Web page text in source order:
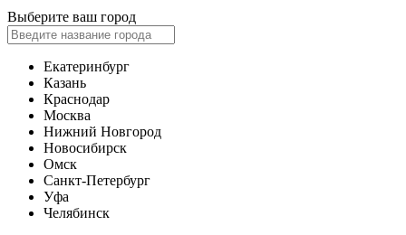
Выберите ваш город
Екатеринбург
Казань
Краснодар
Москва
Нижний Новгород
Новосибирск
Омск
Санкт-Петербург
Уфа
Челябинск